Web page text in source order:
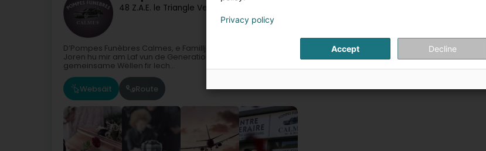
48 Z.A.E. le Triangle Vert
D’Pompes Funèbres Calmes, e Familljebetrib zënter 4 Generatiounen un Ärer Säit.An Ärem Déngscht zënter ville
Joren hu mir am Laf vun de Generatiounen héich Wäerter entwéckelt, wéi d’Vertrauen, d’Gehéier an e
gemeinsame Wëllen fir Iech...
Websäit Route
Privacy policy
Accept Decline